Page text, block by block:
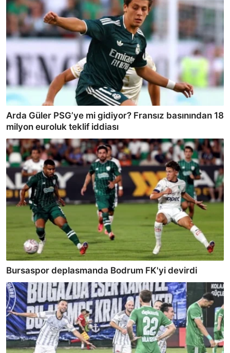
Arda Güler PSG’ye mi gidiyor? Fransız basınından 18
milyon euroluk teklif iddiası
Bursaspor deplasmanda Bodrum FK'yi devirdi